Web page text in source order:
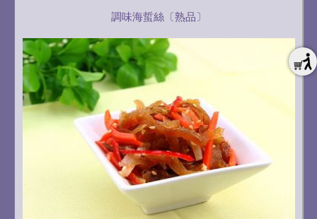
調味海蜇絲〔熟品〕